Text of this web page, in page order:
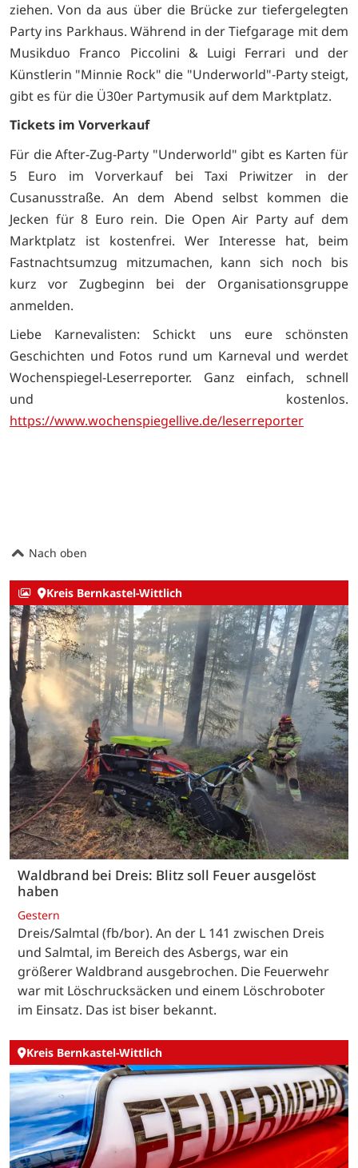
ziehen. Von da aus über die Brücke zur tiefergelegten
Party ins Parkhaus. Während in der Tiefgarage mit dem
Musikduo Franco Piccolini & Luigi Ferrari und der
Künstlerin "Minnie Rock" die "Underworld"-Party steigt,
gibt es für die Ü30er Partymusik auf dem Marktplatz.
Tickets im Vorverkauf
Für die After-Zug-Party "Underworld" gibt es Karten für
5 Euro im Vorverkauf bei Taxi Priwitzer in der
Cusanusstraße. An dem Abend selbst kommen die
Jecken für 8 Euro rein. Die Open Air Party auf dem
Marktplatz ist kostenfrei. Wer Interesse hat, beim
Fastnachtsumzug mitzumachen, kann sich noch bis
kurz vor Zugbeginn bei der Organisationsgruppe
anmelden.
Liebe Karnevalisten: Schickt uns eure schönsten
Geschichten und Fotos rund um Karneval und werdet
Wochenspiegel-Leserreporter. Ganz einfach, schnell
und kostenlos.
https://www.wochenspiegellive.de/leserreporter
Nach oben
Kreis Bernkastel-Wittlich
Waldbrand bei Dreis: Blitz soll Feuer ausgelöst
haben
Gestern
Dreis/Salmtal (fb/bor). An der L 141 zwischen Dreis
und Salmtal, im Bereich des Asbergs, war ein
größerer Waldbrand ausgebrochen. Die Feuerwehr
war mit Löschrucksäcken und einem Löschroboter
im Einsatz. Das ist biser bekannt.
Kreis Bernkastel-Wittlich